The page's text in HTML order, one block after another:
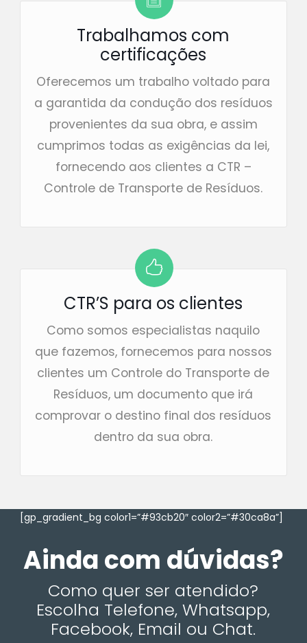
Trabalhamos com
certificações
Oferecemos um trabalho voltado para
a garantida da condução dos resíduos
provenientes da sua obra, e assim
cumprimos todas as exigências da lei,
fornecendo aos clientes a CTR –
Controle de Transporte de Resíduos.
CTR’S para os clientes
Como somos especialistas naquilo
que fazemos, fornecemos para nossos
clientes um Controle do Transporte de
Resíduos, um documento que irá
comprovar o destino final dos resíduos
dentro da sua obra.
[gp_gradient_bg color1=”#93cb20″ color2=”#30ca8a”]
Ainda com dúvidas?
Como quer ser atendido?
Escolha Telefone, Whatsapp,
Facebook, Email ou Chat.